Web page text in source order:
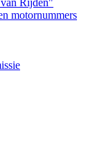
Rijden"
motornummers